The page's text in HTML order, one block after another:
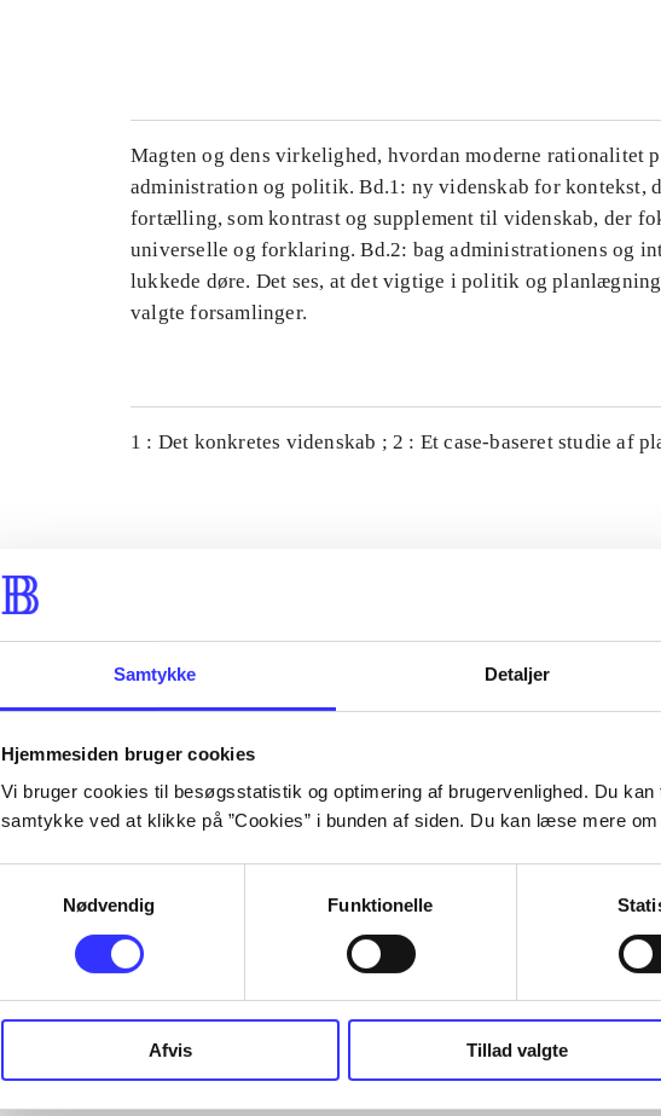
Samtykke Detaljer
Hjemmesiden bruger cookies
Vi bruger cookies til besøgsstatistik og optimering af brugervenlighed. Du
samtykke ved at klikke på ”Cookies” i bunden af siden. Du kan læse mere
Nødvendig
Funktionelle
Afvis Tillad valgte
Magten og dens virkelighed, hvordan moderne rationalitet
administration og politik. Bd.1: ny videnskab for kontekst,
fortælling, som kontrast og supplement til videnskab, der
universelle og forklaring. Bd.2: bag administrationens og
lukkede døre. Det ses, at det vigtige i politik og
valgte forsamlinger.
1 : Det konkretes videnskab ; 2 : Et case-baseret studie af
...